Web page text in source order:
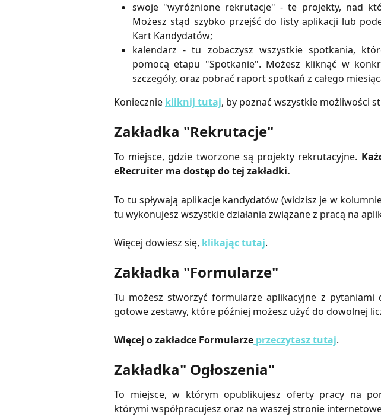
swoje "wyróżnione rekrutacje" - te projekty, nad
Możesz stąd szybko przejść do listy aplikacji lub
Kart Kandydatów;
kalendarz - tu zobaczysz wszystkie spotkania,
pomocą etapu "Spotkanie". Możesz kliknąć w
szczegóły, oraz pobrać raport spotkań z całego
Koniecznie kliknij tutaj, by poznać wszystkie możliwości
Zakładka "Rekrutacje"
To miejsce, gdzie tworzone są projekty rekrutacyjne.
eRecruiter ma dostęp do tej zakładki.
To tu spływają aplikacje kandydatów (widzisz je w
tu wykonujesz wszystkie działania związane z pracą na
Więcej dowiesz się, klikając tutaj.
Zakładka "Formularze"
Tu możesz stworzyć formularze aplikacyjne z
gotowe zestawy, które później możesz użyć do dowolnej
Więcej o zakładce Formularze przeczytasz tutaj.
Zakładka" Ogłoszenia"
To miejsce, w którym opublikujesz oferty pracy na
którymi współpracujesz oraz na waszej stronie